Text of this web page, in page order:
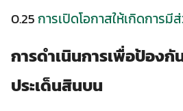
0.25การเปิดโอกาสให้เกิดการมี
การดำเนินการเพื่อป้องกั
ประเด็นสินบน